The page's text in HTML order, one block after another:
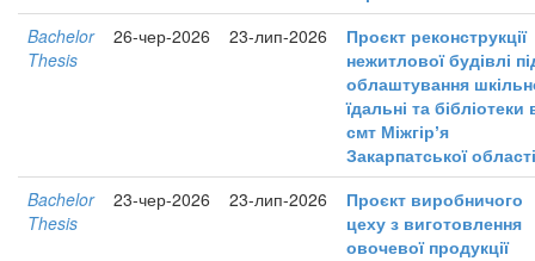
Bachelor
Thesis
26-чер-2026 23-лип-2026
Проєкт реконструкції
нежитлової будівлі
облаштування
їдальні та бібліотеки
смт Міжгірʼя
Закарпатської області
Bachelor
Thesis
23-чер-2026 23-лип-2026
Проєкт виробничого
цеху з виготовлення
овочевої продукції